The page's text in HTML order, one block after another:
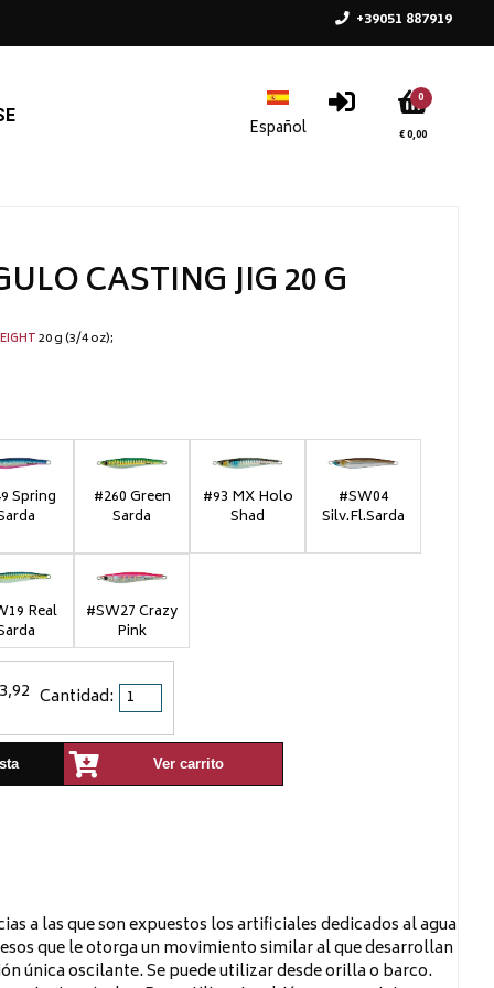
+39051 887919
0
€ 0,00
CASTING JIG 20 G
20 g (3/4 oz)
Spring
#260 Green
Sarda
#93 MX Holo
Shad
#SW04
Silv.Fl.Sarda
Real
#SW27 Crazy
Pink
Cantidad:
Ver carrito
a las que son expuestos los artificiales dedicados al agua
que le otorga un movimiento similar al que desarrollan
única oscilante. Se puede utilizar desde orilla o barco.